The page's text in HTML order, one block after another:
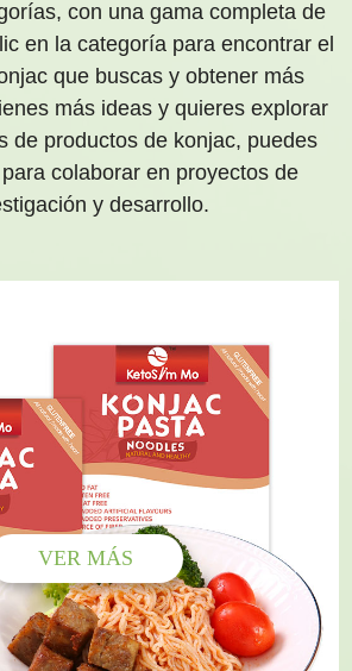
con una gama completa de
en la categoría para encontrar el
que buscas y obtener más
más ideas y quieres explorar
de productos de konjac, puedes
colaborar en proyectos de
y desarrollo.
VER MÁS